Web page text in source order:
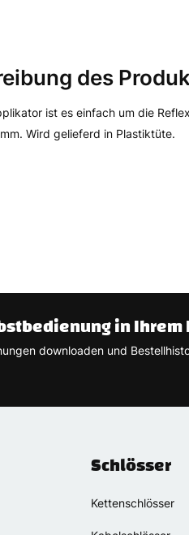
des
ist es einfach um die
Wird gelieferd in Plastiktüte.
in Ihrem
downloaden und
Schlösser
Kettenschlösser